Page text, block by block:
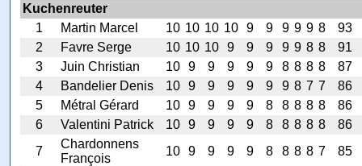
Kuchenreuter
1
Martin Marcel 10 10 10 10 9 9 9 9 9 8
93
2
Favre Serge 10 10 10 9 9 9 9 9 8 8
91
3
Juin Christian 10 9 9 9 9 9 8 8 8 8
87
4
Bandelier Denis 10 9 9 9 9 9 9 8 7 7
86
5
Métral Gérard 10 9 9 9 9 8 8 8 8 8
86
6
Valentini Patrick 10 9 9 9 9 8 8 8 8 8
86
7
Chardonnens
François
10 9 9 9 9 8 8 8 8 7
85